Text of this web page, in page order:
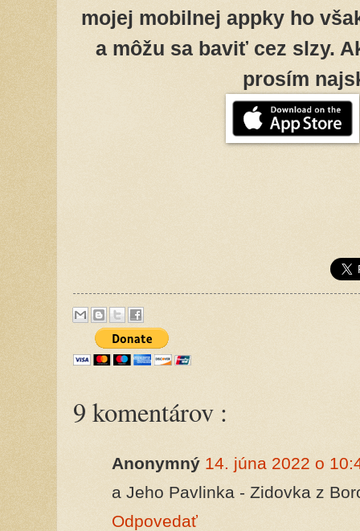
mojej mobilnej appky ho
a môžu sa baviť cez slzy.
prosím
9 komentárov :
Anonymný 14. júna 2022 o
a Jeho Pavlinka - Zidovka z
Odpovedať